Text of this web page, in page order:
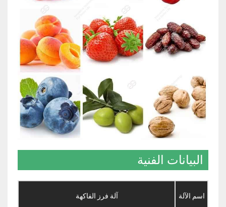
البيانات الفنية
اسم الآلة آلة فرز الفاكهة